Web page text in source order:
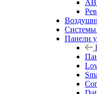
Панели